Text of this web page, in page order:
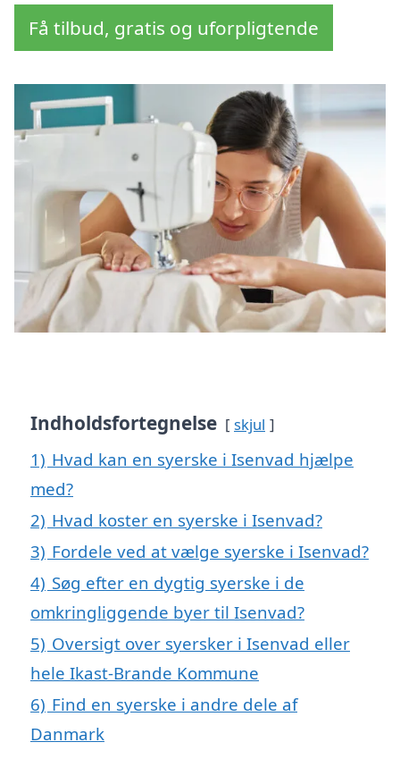
Få tilbud, gratis og uforpligtende
Indholdsfortegnelse skjul
1) Hvad kan en syerske i Isenvad hjælpe
med?
2) Hvad koster en syerske i Isenvad?
3) Fordele ved at vælge syerske i Isenvad?
4) Søg efter en dygtig syerske i de
omkringliggende byer til Isenvad?
5) Oversigt over syersker i Isenvad eller
hele Ikast-Brande Kommune
6) Find en syerske i andre dele af
Danmark